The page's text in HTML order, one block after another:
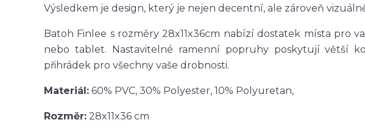
Výsledkem je design, který je nejen decentní, ale zároveň
Batoh Finlee s rozměry 28x11x36cm nabízí dostatek místa pro
nebo tablet. Nastavitelné ramenní popruhy poskytují větší
přihrádek pro všechny vaše drobnosti.
Materiál: 60% PVC, 30% Polyester, 10% Polyuretan,
Rozměr: 28x11x36 cm